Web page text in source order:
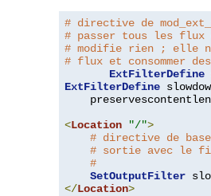
# directive de
# passer tous les flux
# modifie rien ; elle
# flux et consommer
ExtFilterDefine
ExtFilterDefine
<Location "/">
# directive de
# sortie avec le
#
SetOutputFilter
</Location>